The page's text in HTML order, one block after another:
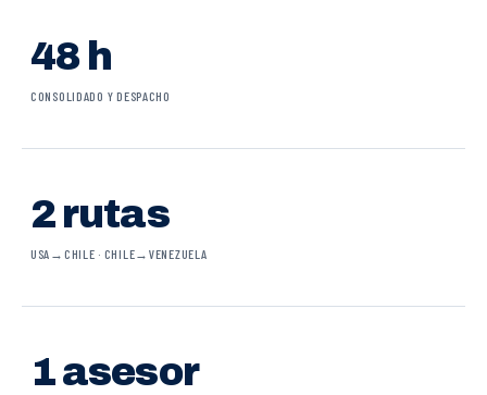
48 h
CONSOLIDADO Y DESPACHO
2 rutas
USA→CHILE · CHILE→VENEZUELA
1 asesor